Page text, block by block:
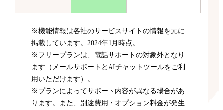
※機能情報は各社のサービスサイトの情報を元に
掲載しています。2024年1月時点。
※フリープランは、電話サポートの対象外となり
ます（メールサポートとAIチャットツールをご利
用いただけます）。
※プランによってサポート内容が異なる場合があ
ります。また、別途費用・オプション料金が発生